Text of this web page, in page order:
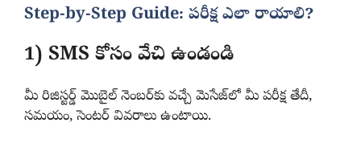
Step-by-Step Guide: పరీక్ష ఎలా రాయాలి?
1) SMS కోసం వేచి ఉండండి
మీ రిజిస్టర్డ్ మొబైల్ నెంబర్‌కు వచ్చే మెసేజ్‌లో మీ పరీక్ష తేదీ,
సమయం, సెంటర్ వివరాలు ఉంటాయి.